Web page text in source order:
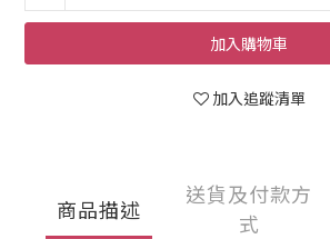
加入購物車
加入追蹤清單
商品描述
送貨及付款方
式